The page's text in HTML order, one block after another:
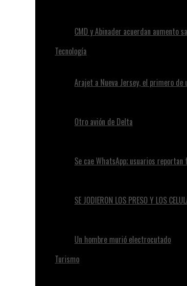
CMD y Abinader acuerdan aumento
Tecnología
Arajet a Nueva Jersey, el primero de
Otro avión de Delta
Se cae WhatsApp; usuarios
SE JODIERON LOS PRESO Y LOS
Un hombre murió electrocutado
Turismo